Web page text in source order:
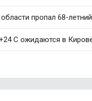
пропал 68-
C ожидаются в Кирове